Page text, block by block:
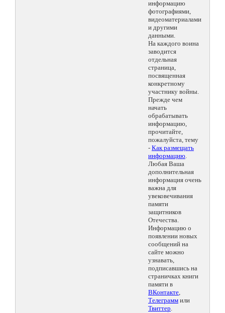
информацию
фотографиями,
видеоматериалами
и другими
данными.
На каждого воина
заводится
отдельная
страница,
посвященная
конкретному
участнику войны.
Прежде чем
начать
обрабатывать
информацию,
прочитайте,
пожалуйста, тему
- Как размещать
информацию.
Любая Ваша
дополнительная
информация очень
важна для
увековечивания
памяти
защитников
Отечества.
Информацию о
появлении новых
сообщений на
сайте можно
узнавать,
подписавшись на
страничках книги
памяти в
ВКонтакте,
Телеграмм или
Твиттер.